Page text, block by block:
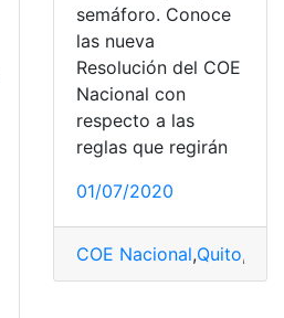
semáforo. Conoce
las nueva
Resolución del COE
Nacional con
respecto a las
reglas que regirán
01/07/2020
COE Nacional,Quito,